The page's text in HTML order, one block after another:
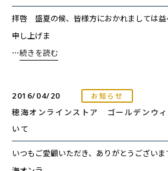
拝啓 盛夏の候、皆様方におかれましては益
申し上げま
⋯続きを読む
2016/04/20 お知らせ
穂海オンラインストア ゴールデンウ
いて
いつもご愛顧いただき、ありがとうござい